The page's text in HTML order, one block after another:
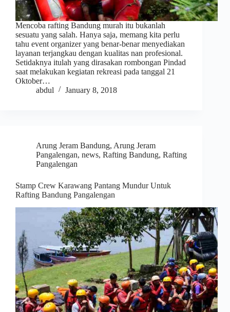
Mencoba rafting Bandung murah itu bukanlah
sesuatu yang salah. Hanya saja, memang kita perlu
tahu event organizer yang benar-benar menyediakan
layanan terjangkau dengan kualitas nan profesional.
Setidaknya itulah yang dirasakan rombongan Pindad
saat melakukan kegiatan rekreasi pada tanggal 21
Oktober…
abdul
January 8, 2018
Arung Jeram Bandung, Arung Jeram
Pangalengan, news, Rafting Bandung, Rafting
Pangalengan
Stamp Crew Karawang Pantang Mundur Untuk
Rafting Bandung Pangalengan